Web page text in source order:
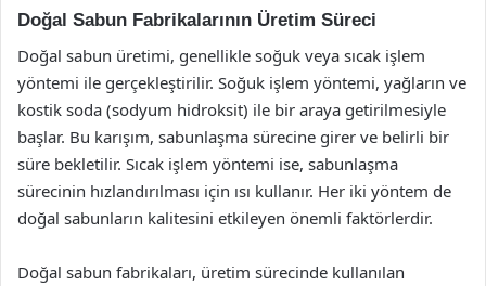
Doğal Sabun Fabrikalarının Üretim Süreci
Doğal sabun üretimi, genellikle soğuk veya sıcak işlem
yöntemi ile gerçekleştirilir. Soğuk işlem yöntemi, yağların ve
kostik soda (sodyum hidroksit) ile bir araya getirilmesiyle
başlar. Bu karışım, sabunlaşma sürecine girer ve belirli bir
süre bekletilir. Sıcak işlem yöntemi ise, sabunlaşma
sürecinin hızlandırılması için ısı kullanır. Her iki yöntem de
doğal sabunların kalitesini etkileyen önemli faktörlerdir.
Doğal sabun fabrikaları, üretim sürecinde kullanılan